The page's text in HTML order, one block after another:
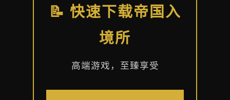
📝 快速下载帝国入
境所
高端游戏，至臻享受